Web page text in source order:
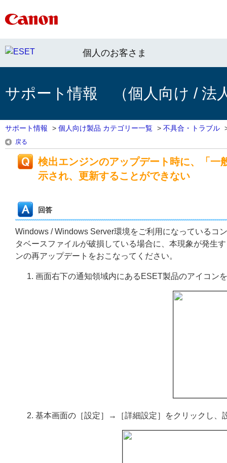
個人のお客さま
サポート情報 （個人向け / 法
サポート情報 > 個人向け製品 カテゴリー一覧 > 不具合・トラブル
戻る
検出エンジンのアップデート時に、「一
示され、更新することができない
回答
Windows / Windows Server環境をご利用になっているコ
タベースファイルが破損している場合に、本現象が発生
ンの再アップデートをおこなってください。
画面右下の通知領域内にあるESET製品のアイコン
基本画面の［設定］→［詳細設定］をクリックし、